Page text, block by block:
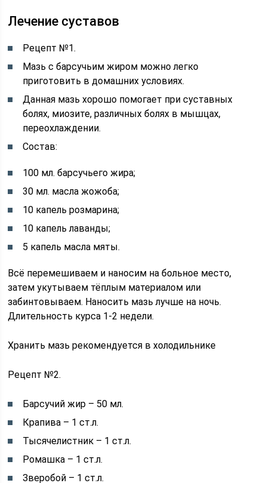
Лечение суставов
Рецепт №1.
Мазь с барсучьим жиром можно легко
приготовить в домашних условиях.
Данная мазь хорошо помогает при суставных
болях, миозите, различных болях в мышцах,
переохлаждении.
Состав:
100 мл. барсучьего жира;
30 мл. масла жожоба;
10 капель розмарина;
10 капель лаванды;
5 капель масла мяты.
Всё перемешиваем и наносим на больное место,
затем укутываем тёплым материалом или
забинтовываем. Наносить мазь лучше на ночь.
Длительность курса 1-2 недели.
Хранить мазь рекомендуется в холодильнике
Рецепт №2.
Барсучий жир – 50 мл.
Крапива – 1 ст.л.
Тысячелистник – 1 ст.л.
Ромашка – 1 ст.л.
Зверобой – 1 ст.л.